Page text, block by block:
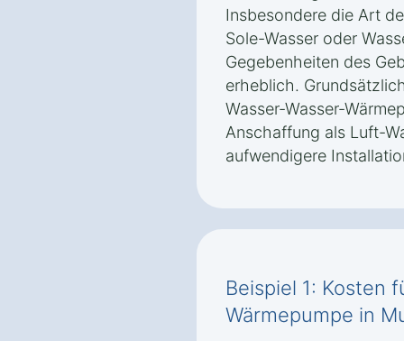
Insbesondere die Art
Sole-Wasser oder
Gegebenheiten des
erheblich.
Wasser-Wasser-
Anschaffung als Luft-
aufwendigere
Beispiel 1: Kosten
Wärmepumpe in